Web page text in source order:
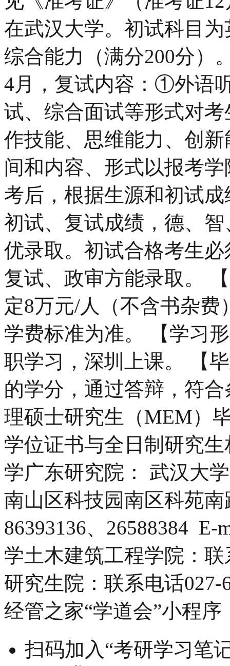
在武汉大学。初试科目
综合能力（满分200分）
4月，复试内容：①外语
试、综合面试等形式对
作技能、思维能力、创
间和内容、形式以报考
考后，根据生源和初试
初试、复试成绩，德、
优录取。初试合格考生
复试、政审方能录取。
定8万元/人（不含书杂
学费标准为准。 【学习
职学习，深圳上课。 【
的学分，通过答辩，符
理硕士研究生（MEM）
学位证书与全日制研究
学广东研究院： 武汉大
南山区科技园南区科苑
86393136、26588384
学土木建筑工程学院：联
研究生院：联系电话027-
经管之家“学道会”小程序
扫码加入“考研学习笔